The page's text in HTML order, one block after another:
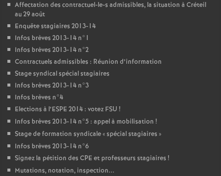
Affectation des contractuel-le-s admissibles, la situation à Créteil
au 29 août
Enquête stagiaires 2013-14
Infos brèves 2013-14 n°1
Infos brèves 2013-14 n°2
Contractuels admissibles : Réunion d’information
Stage syndical spécial stagiaires
Infos brèves 2013-14 n°3
Infos brèves n°4
Elections à l’ESPE 2014 : votez FSU !
Infos brèves 2013-14 n°5 : appel à mobilisation !
Stage de formation syndicale «spécial stagiaires »
Infos brèves 2013-14 n°6
Signez la pétition des CPE et professeurs stagiaires !
Mutations, notation, inspection...